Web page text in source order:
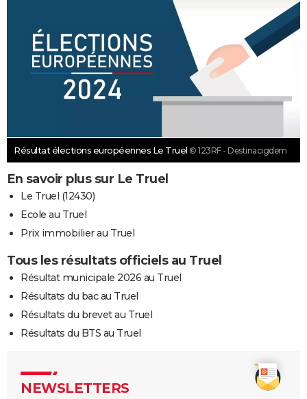
Résultat élections européennes Le Truel © 123RF - Destinacigdem
En savoir plus sur Le Truel
Le Truel (12430)
Ecole au Truel
Prix immobilier au Truel
Tous les résultats officiels au Truel
Résultat municipale 2026 au Truel
Résultats du bac au Truel
Résultats du brevet au Truel
Résultats du BTS au Truel
NEWSLETTERS